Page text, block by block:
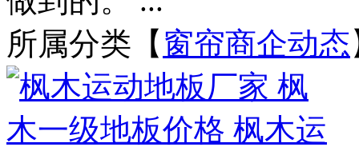
所属分类【 窗帘商企动态